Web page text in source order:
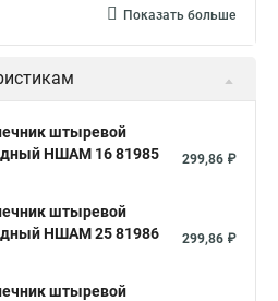
Показать больше
штыревой
НШАМ 16 81985
299,86 ₽
штыревой
НШАМ 25 81986
299,86 ₽
штыревой